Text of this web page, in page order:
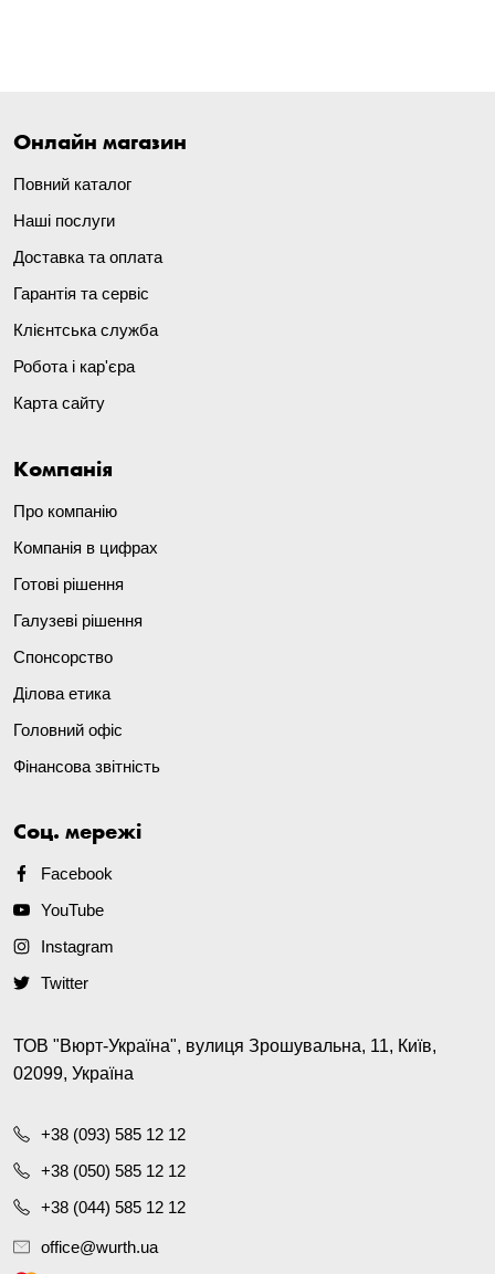
Онлайн магазин
Повний каталог
Наші послуги
Доставка та оплата
Гарантія та сервіс
Клієнтська служба
Робота і кар'єра
Карта сайту
Компанія
Про компанію
Компанія в цифрах
Готові рішення
Галузеві рішення
Спонсорство
Ділова етика
Головний офіс
Фінансова звітність
Соц. мережі
Facebook
YouTube
Instagram
Twitter
ТОВ "Вюрт-Україна", вулиця Зрошувальна, 11, Київ,
02099, Україна
+38 (093) 585 12 12
+38 (050) 585 12 12
+38 (044) 585 12 12
office@wurth.ua